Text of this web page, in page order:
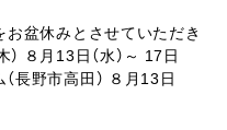
お盆休みとさせていただき
８月13日（水）～ 17日
長野市高田） ８月13日